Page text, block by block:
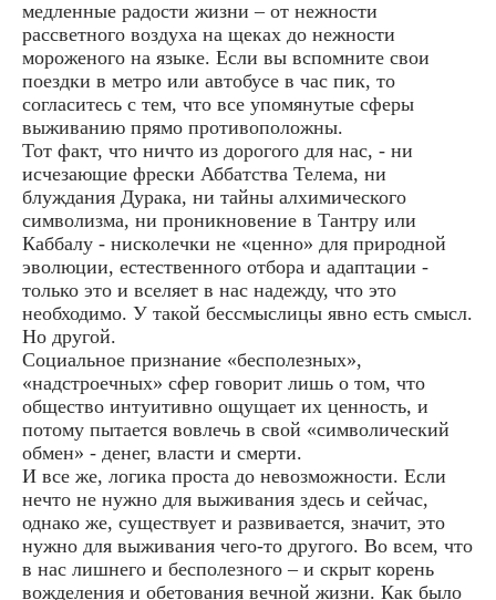
медленные радости жизни – от нежности
рассветного воздуха на щеках до нежности
мороженого на языке. Если вы вспомните свои
поездки в метро или автобусе в час пик, то
согласитесь с тем, что все упомянутые сферы
выживанию прямо противоположны.
Тот факт, что ничто из дорогого для нас, - ни
исчезающие фрески Аббатства Телема, ни
блуждания Дурака, ни тайны алхимического
символизма, ни проникновение в Тантру или
Каббалу - нисколечки не «ценно» для природной
эволюции, естественного отбора и адаптации -
только это и вселяет в нас надежду, что это
необходимо. У такой бессмыслицы явно есть смысл.
Но другой.
Социальное признание «бесполезных»,
«надстроечных» сфер говорит лишь о том, что
общество интуитивно ощущает их ценность, и
потому пытается вовлечь в свой «символический
обмен» - денег, власти и смерти.
И все же, логика проста до невозможности. Если
нечто не нужно для выживания здесь и сейчас,
однако же, существует и развивается, значит, это
нужно для выживания чего-то другого. Во всем, что
в нас лишнего и бесполезного – и скрыт корень
вожделения и обетования вечной жизни. Как было